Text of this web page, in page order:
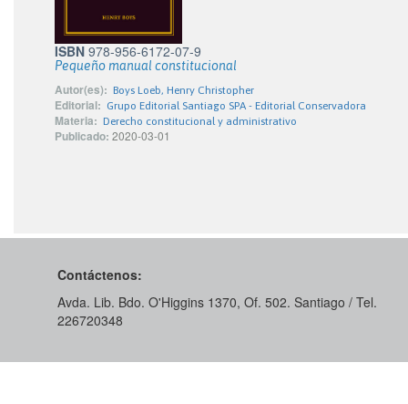
ISBN 978-956-6172-07-9
Pequeño manual constitucional
Autor(es): Boys Loeb, Henry Christopher
Editorial: Grupo Editorial Santiago SPA - Editorial Conservadora
Materia: Derecho constitucional y administrativo
Publicado: 2020-03-01
Contáctenos:
Avda. Lib. Bdo. O'Higgins 1370, Of. 502. Santiago / Tel.
226720348